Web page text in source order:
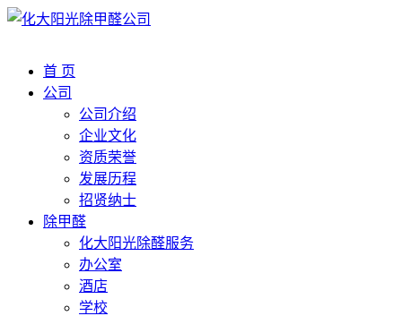
首 页
公司
公司介绍
企业文化
资质荣誉
发展历程
招贤纳士
除甲醛
化大阳光除醛服务
办公室
酒店
学校